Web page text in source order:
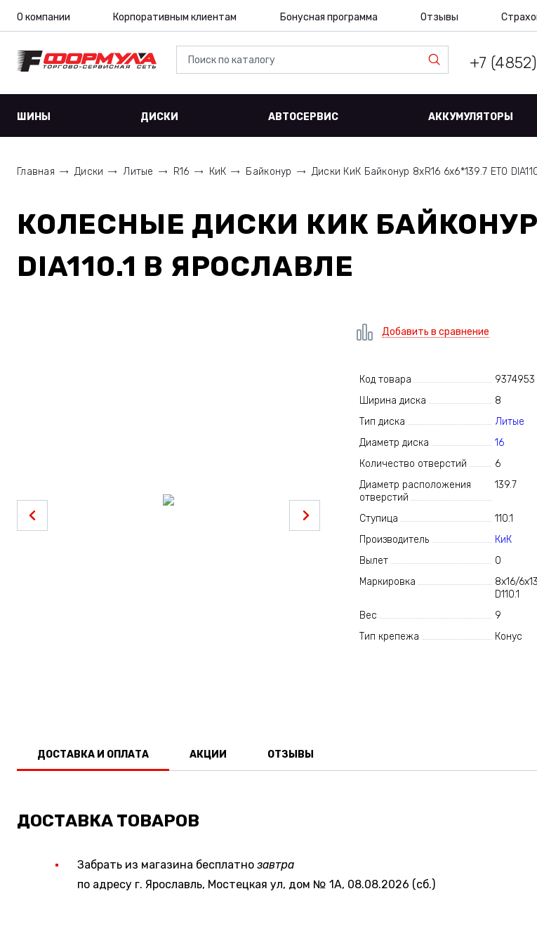
О компании Корпоративным клиентам Бонусная программа Отзывы
+7
ШИНЫ ДИСКИ АВТОСЕРВИС АККУМУЛЯТОРЫ
Главная Диски Литые R16 КиК Байконур Диски КиК Байконур 8xR16 6x6*139.7 ET0
КОЛЕСНЫЕ ДИСКИ КИК БАЙКОНУР
DIA110.1 В ЯРОСЛАВЛЕ
Добавить в сравнение
Код товара
9374953
Ширина диска
8
Тип диска
Литые
Диаметр диска
16
Количество отверстий
6
Диаметр расположения
отверстий
139.7
Ступица
110.1
Производитель
КиК
Вылет
0
Маркировка
8x16/
D110.1
Вес
9
Тип крепежа
Конус
ДОСТАВКА И ОПЛАТА АКЦИИ ОТЗЫВЫ
ДОСТАВКА ТОВАРОВ
Забрать из магазина бесплатно завтра
по адресу г. Ярославль, Мостецкая ул, дом № 1А, 08.08.2026 (сб.)